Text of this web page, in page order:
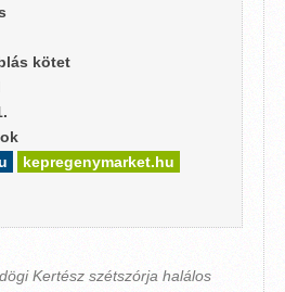
kötet
kepregenymarket.hu
Kertész szétszórja halálos